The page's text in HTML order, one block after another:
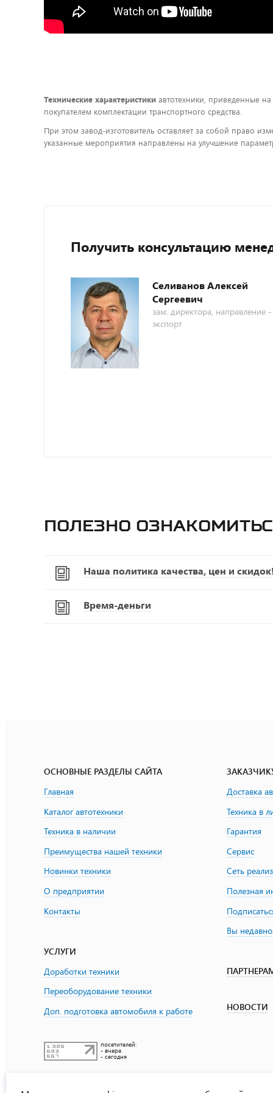
Технические характеристики автотехники, приведенные
покупателем комплектации транспортного средства.
При этом завод-изготовитель оставляет за собой право
указанные мероприятия направлены на улучшение
Получить консультацию
Селиванов Алексей
Сергеевич
зам. директора, направление -
экспорт
Полезно
Наша политика качества, цен и скидок!
Время-деньги
ОСНОВНЫЕ РАЗДЕЛЫ САЙТА
Главная
Каталог автотехники
Техника в наличии
Преимущества нашей техники
Новинки техники
О предприятии
Контакты
УСЛУГИ
Доработки техники
Переоборудование техники
Доп. подготовка автомобиля к работе
посетителей:
- вчера
- сегодня
Доставка
Техника в
Гарантия
Сервис
Сеть
Полезная
Вы
НОВОСТИ